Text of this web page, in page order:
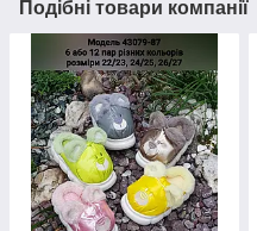
Подібні товари компанії